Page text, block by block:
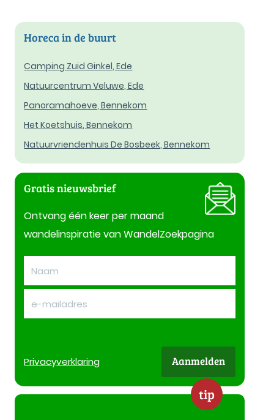
Horeca in de buurt
Camping Zuid Ginkel, Ede
Natuurcentrum Veluwe, Ede
Panoramahoeve, Bennekom
Het Koetshuis, Bennekom
Natuurvriendenhuis De Bosbeek, Bennekom
Gratis nieuwsbrief
Ontvang één keer per maand
wandelinspiratie van WandelZoekpagina
Privacyverklaring Aanmelden
tip